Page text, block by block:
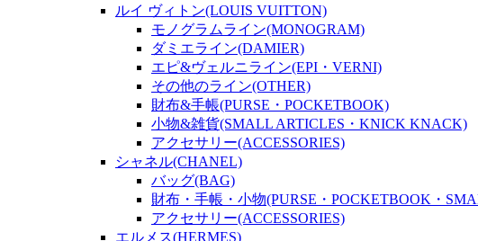
ルイ ヴィトン(LOUIS VUITTON)
モノグラムライン(MONOGRAM)
ダミエライン(DAMIER)
エピ&ヴェルニライン(EPI・VERNI)
その他のライン(OTHER)
財布&手帳(PURSE・POCKETBOOK)
小物&雑貨(SMALL ARTICLES・KNICK KNACK)
アクセサリー(ACCESSORIES)
シャネル(CHANEL)
バッグ(BAG)
財布・手帳・小物(PURSE・POCKETBOOK・
アクセサリー(ACCESSORIES)
エルメス(HERMES)